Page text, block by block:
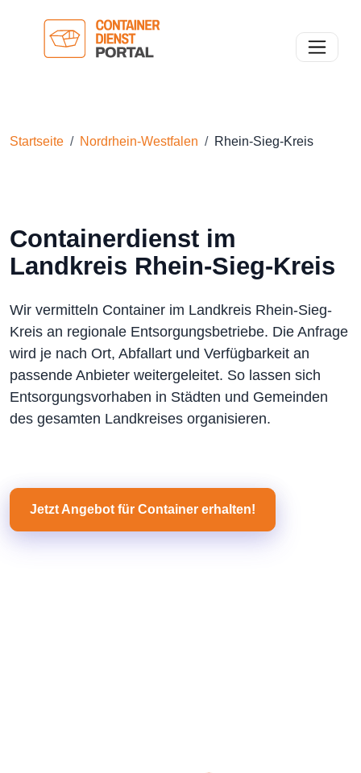
Toggle
Startseite Nordrhein-Westfalen Rhein-Sieg-Kreis
Containerdienst im
Landkreis Rhein-Sieg-Kreis
Wir vermitteln Container im Landkreis Rhein-Sieg-
Kreis an regionale Entsorgungsbetriebe. Die Anfrage
wird je nach Ort, Abfallart und Verfügbarkeit an
passende Anbieter weitergeleitet. So lassen sich
Entsorgungsvorhaben in Städten und Gemeinden
des gesamten Landkreises organisieren.
Jetzt Angebot für Container erhalten!